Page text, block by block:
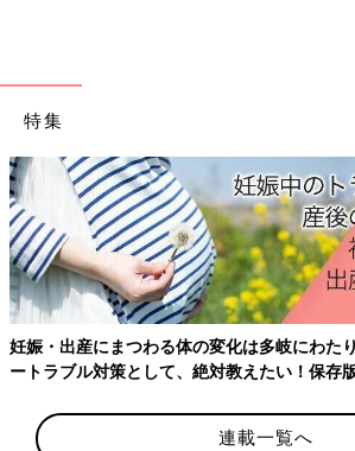
特集
妊娠・出産にまつわる体の変化は多岐にわた
ートラブル対策として、絶対教えたい！保存
連載一覧へ